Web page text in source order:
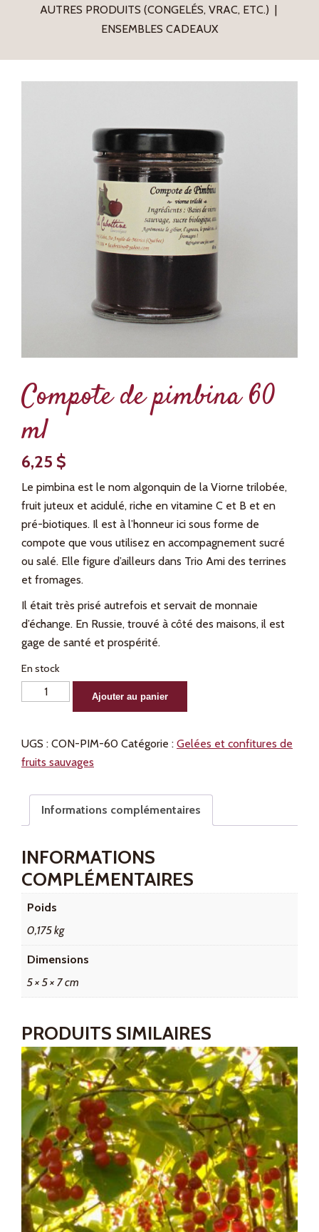
AUTRES PRODUITS (CONGELÉS, VRAC, ETC.)
ENSEMBLES CADEAUX
Compote de pimbina 60
ml
6,25 $
Le pimbina est le nom algonquin de la Viorne trilobée,
fruit juteux et acidulé, riche en vitamine C et B et en
pré-biotiques. Il est à l’honneur ici sous forme de
compote que vous utilisez en accompagnement sucré
ou salé. Elle figure d’ailleurs dans Trio Ami des terrines
et fromages.
Il était très prisé autrefois et servait de monnaie
d’échange. En Russie, trouvé à côté des maisons, il est
gage de santé et prospérité.
En stock
quantité
de
pimbina
ml
Ajouter au panier
UGS : CON-PIM-60 Catégorie : Gelées et confitures de
fruits sauvages
Informations complémentaires
INFORMATIONS
COMPLÉMENTAIRES
Poids
0,175 kg
Dimensions
5 × 5 × 7 cm
PRODUITS SIMILAIRES